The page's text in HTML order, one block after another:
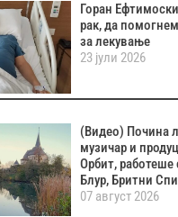
Горан
рак, да
за лекување
23 јули 2026
(Видео) Почина
музичар и
Орбит,
Блур, Бритни
07 август 2026